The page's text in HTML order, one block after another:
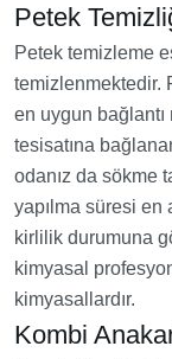
Petek
Petek temizleme
temizlenmektedir.
en uygun
tesisatına
odanız da sökme
yapılma süresi en
kirlilik durumuna
kimyasal
kimyasallardır.
Kombi